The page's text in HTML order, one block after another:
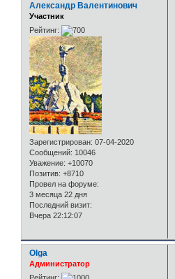
Александр Валентинович
Участник
Рейтинг:
Зарегистрирован: 07-04-2020
Сообщений: 10046
Уважение: +10070
Позитив: +8710
Провел на форуме:
3 месяца 22 дня
Последний визит:
Вчера 22:12:07
Olga
Администратор